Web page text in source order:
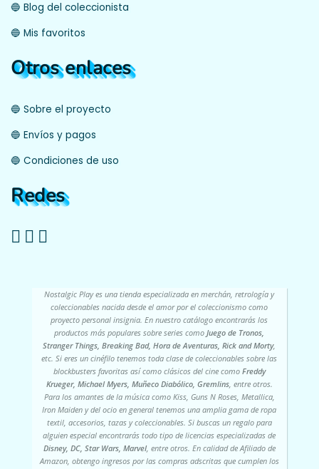
🔵 Blog del coleccionista
🔵 Mis favoritos
Otros enlaces
🔵 Sobre el proyecto
🔵 Envíos y pagos
🔵 Condiciones de uso
Redes
Nostalgic Play es una tienda especializada en merchán, retrología y
coleccionables nacida desde el amor por el coleccionismo como
proyecto personal insignia. En nuestro catálogo encontrarás los
productos más populares sobre series comoJuego de Tronos,
Stranger Things, Breaking Bad, Hora de Aventuras, Rick and Morty,
etc. Si eres un cinéfilo tenemos toda clase de coleccionables sobre las
blockbusters favoritas así como clásicos del cine como Freddy
Krueger, Michael Myers, Muñeco Diabólico, Gremlins, entre otros.
Para los amantes de la música como Kiss, Guns N Roses, Metallica,
Iron Maiden y del ocio en general tenemos una amplia gama de ropa
textil, accesorios, tazas y coleccionables. Si buscas un regalo para
alguien especial encontrarás todo tipo de licencias especializadas de
Disney, DC, Star Wars, Marvel, entre otros. En calidad de Afiliado de
Amazon, obtengo ingresos por las compras adscritas que cumplen los